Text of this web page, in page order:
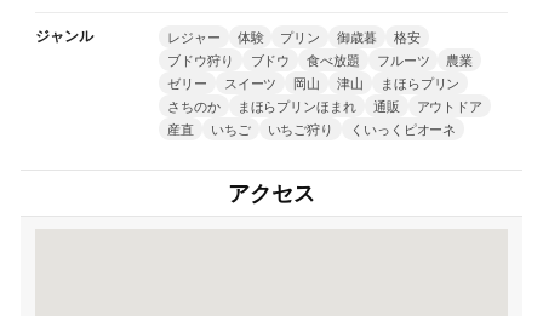
ジャンル レジャー 体験 プリン 御歳暮
格安
ブドウ狩り
ブドウ 食べ放題 フルーツ
農業
ゼリー
スイーツ 岡山 津山
まほらプリン
さちのか
まほらプリンほまれ 通販
アウトドア
産直
いちご いちご狩り くいっくピオーネ
アクセス